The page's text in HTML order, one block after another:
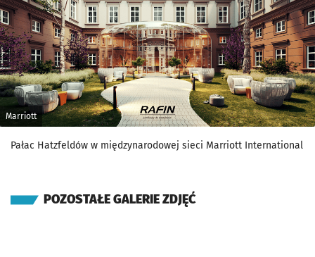
Marriott
Pałac Hatzfeldów w międzynarodowej sieci Marriott International
POZOSTAŁE GALERIE ZDJĘĆ